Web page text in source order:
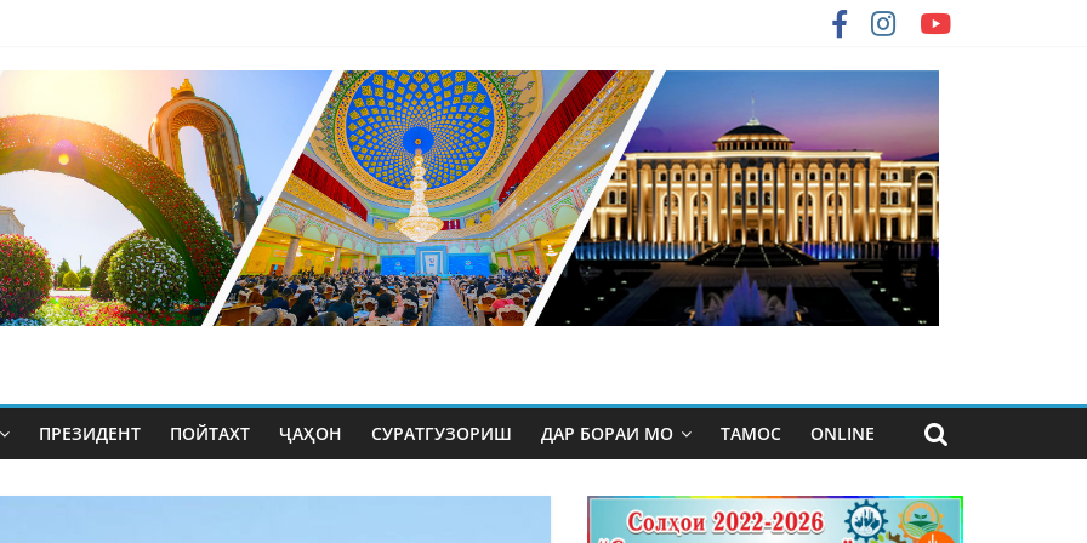
ПРЕЗИДЕНТ ПОЙТАХТ ҶАҲОН СУРАТГУЗОРИШ ДАР БОРАИ МО ТАМОС ONLINE